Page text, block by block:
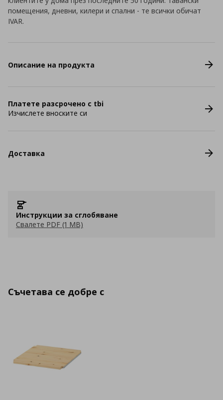
помещения, дневни, килери и спални - те всички обичат
IVAR.
Описание на продукта
Платете разсрочено с tbi
Изчислете вноските си
Доставка
Инструкции за сглобяване
Свалете PDF (1 MB)
Съчетава се добре с